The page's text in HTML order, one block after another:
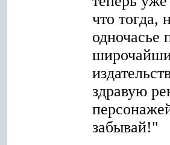
что тогда,
одночасье
здравую
забывай!"